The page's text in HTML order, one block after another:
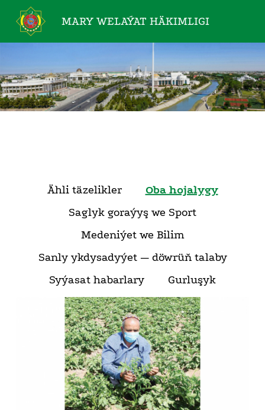
MARY WELAÝAT HÄKIMLIGI
Ähli täzelikler
Oba hojalygy
Saglyk goraýyş we Sport
Medeniýet we Bilim
Sanly ykdysadyýet — döwrüň talaby
Syýasat habarlary
Gurluşyk